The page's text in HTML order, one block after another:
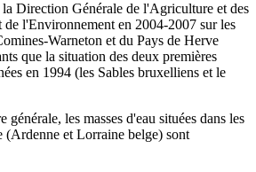
la Direction Générale de l'Agriculture et des
de l'Environnement en 2004-2007 sur les
Warneton et du Pays de Herve
que la situation des deux premières
en 1994 (les Sables bruxelliens et le
générale, les masses d'eau situées dans les
(Ardenne et Lorraine belge) sont